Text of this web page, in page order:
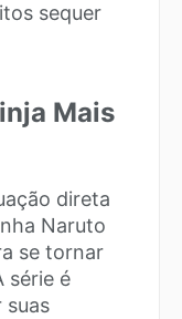
sequer
Mais
direta
Naruto
se tornar
série é
suas